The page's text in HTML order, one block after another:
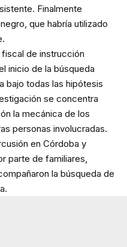
Finalmente
que habría utilizado
de instrucción
inicio de la búsqueda
bajo todas las hipótesis
se concentra
la mecánica de los
personas involucradas.
en Córdoba y
parte de familiares,
la búsqueda de